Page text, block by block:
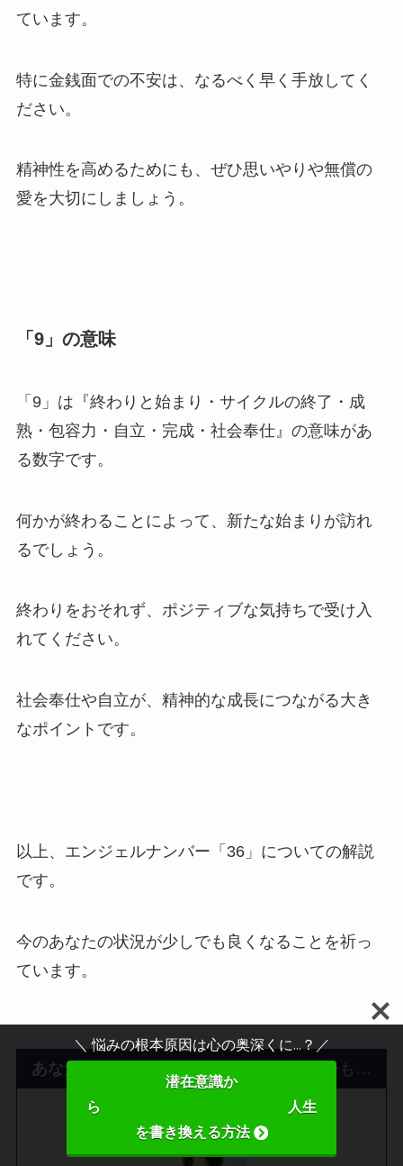
ています。
特に金銭面での不安は、なるべく早く手放してく
ださい。
精神性を高めるためにも、ぜひ思いやりや無償の
愛を大切にしましょう。
「9」の意味
「9」は『終わりと始まり・サイクルの終了・成
熟・包容力・自立・完成・社会奉仕』の意味があ
る数字です。
何かが終わることによって、新たな始まりが訪れ
るでしょう。
終わりをおそれず、ポジティブな気持ちで受け入
れてください。
社会奉仕や自立が、精神的な成長につながる大き
なポイントです。
以上、エンジェルナンバー「36」についての解説
です。
今のあなたの状況が少しでも良くなることを祈っ
ています。
あなたのその悩み、「潜在意識」が原因 かも…
＼ 悩みの根本原因は心の奥深くに...？／
潜在意識か
ら 人生
を書き換える方法